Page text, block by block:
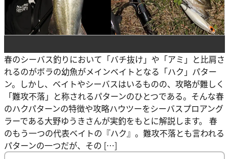
春のシーバス釣りにおいて「バチ抜け」や「アミ」と比肩さ
れるのがボラの幼魚がメインベイトとなる「ハク」パター
ン。しかし、ベイトやシーバスはいるものの、攻略が難しく
「難攻不落」と称されるパターンのひとつである。そんな春
のハクパターンの特徴や攻略ハウツーをシーバスプロアング
ラーである大野ゆうきさんが実釣をもとに解説します。 春
のもう一つの代表ベイトの『ハク』。難攻不落とも言われる
パターンの一つだが、その […]